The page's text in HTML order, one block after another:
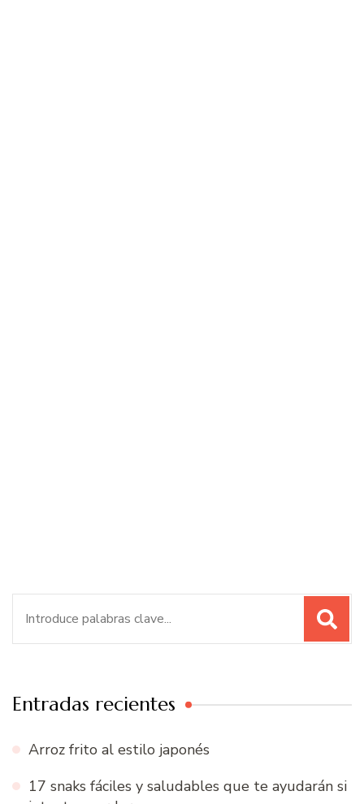
Entradas recientes
Arroz frito al estilo japonés
17 snaks fáciles y saludables que te ayudarán si